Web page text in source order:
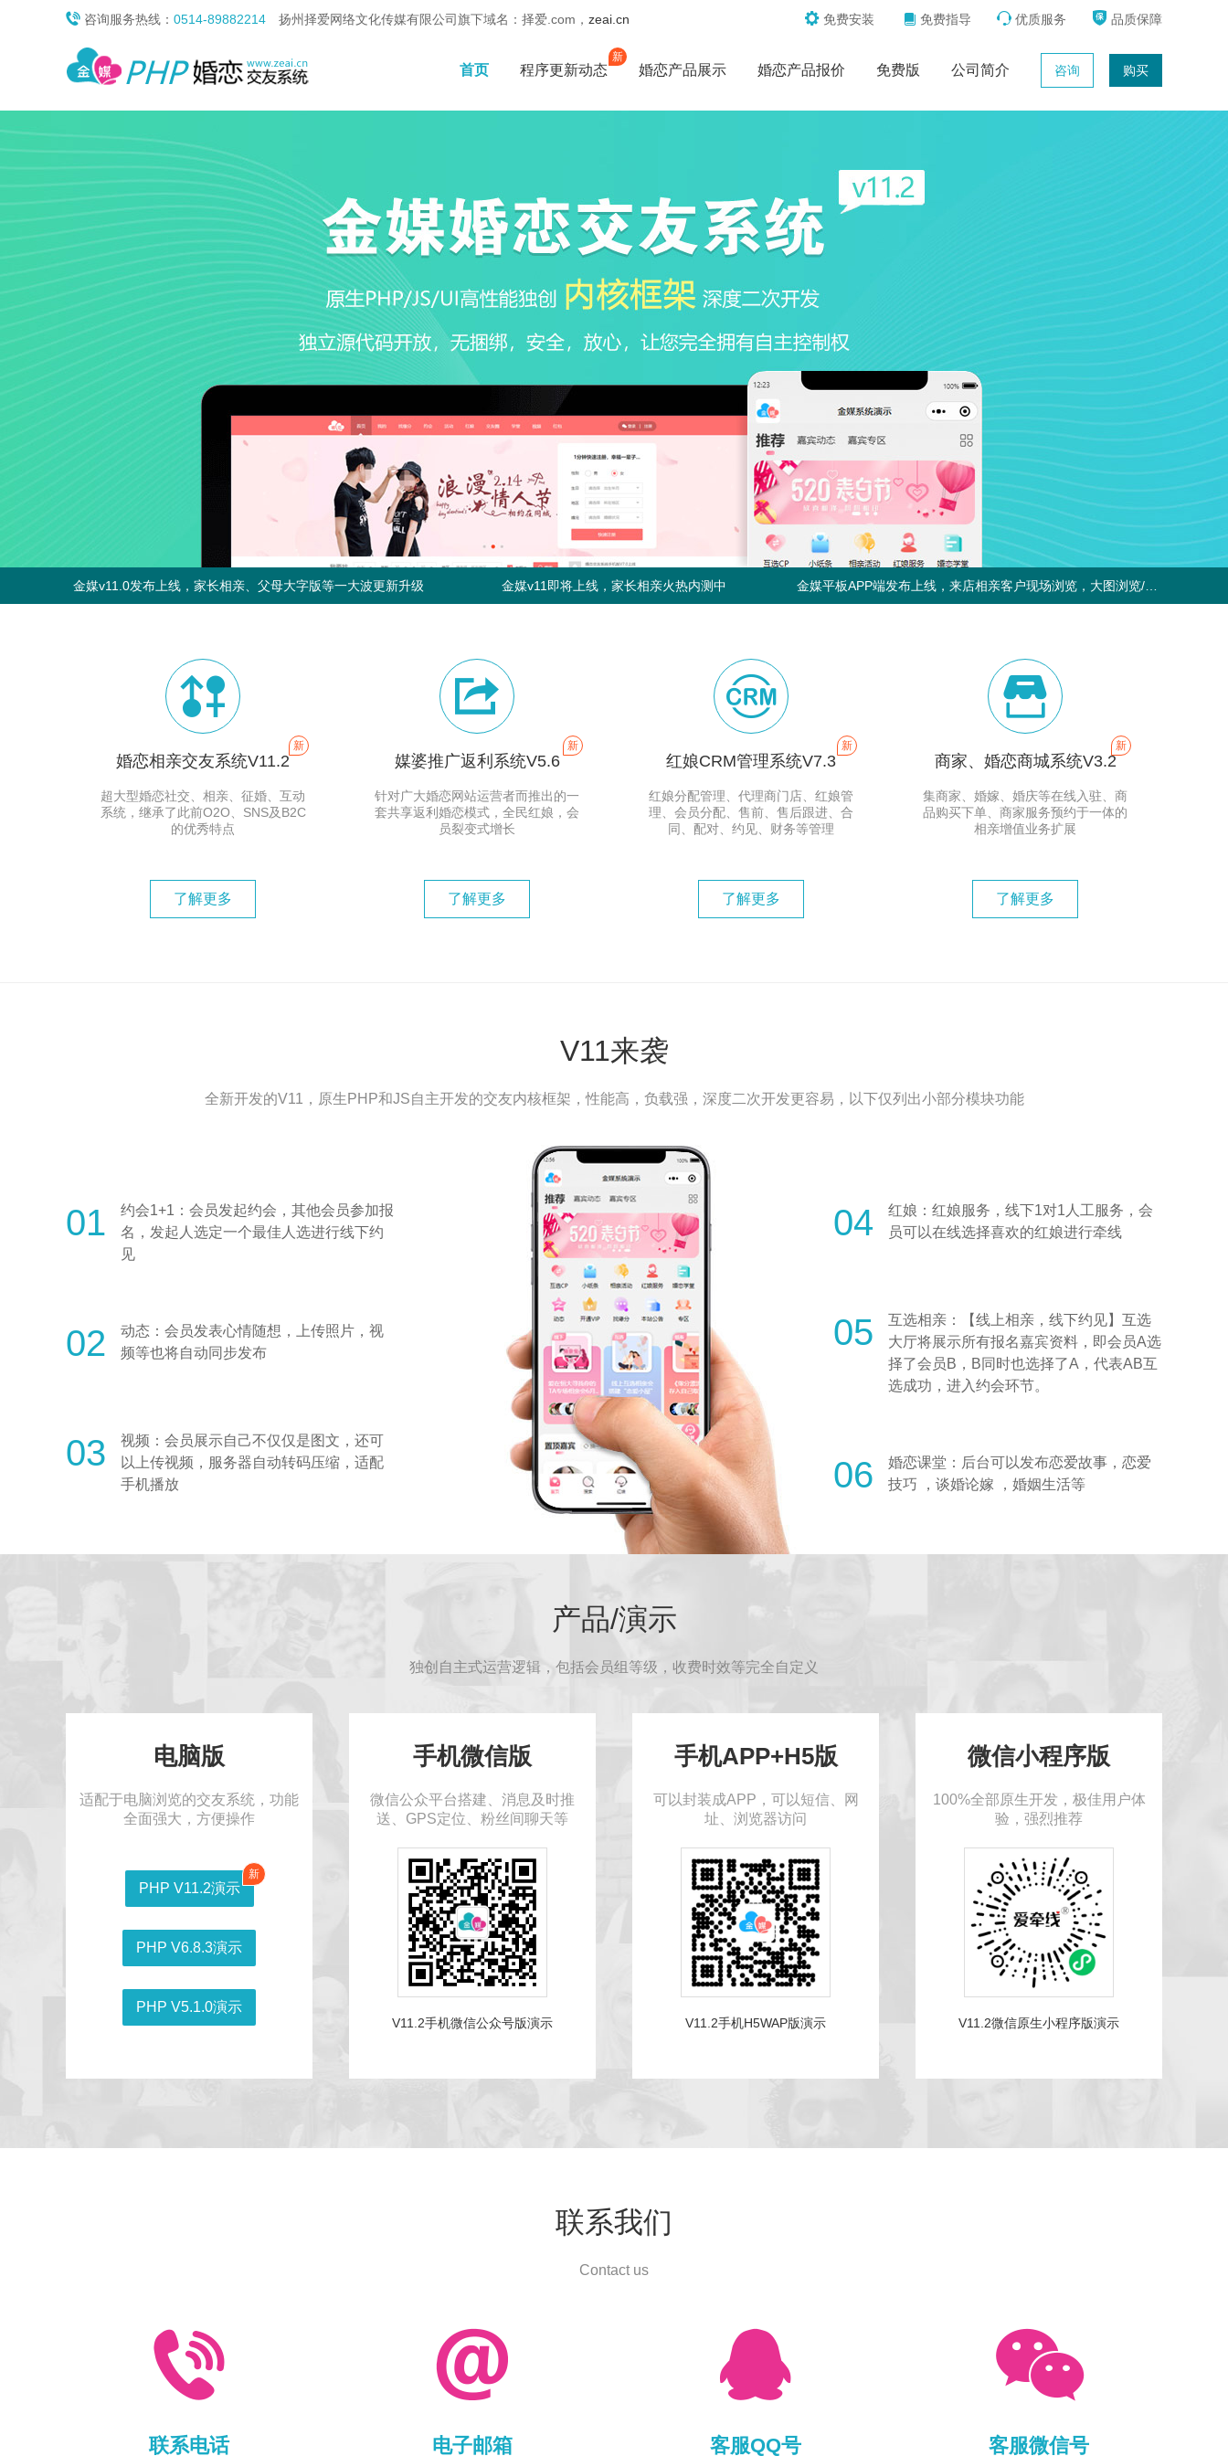
 咨询服务热线： 0514-89882214 扬州择爱网络文化传媒有限公司旗下域名：择爱.com， zeai.cn  免费安装  免费指导  优质服务  品质保障
首页 程序更新动态
新
婚恋产品展示 婚恋产品报价 免费版 公司简介 咨询 购买
金媒相亲交友系统V11.2又更新啦！本次带来了自动婚姻状况认证、自动学历认证、工作认证等更新 金媒婚恋系统v11.1.1发布更新 支持微信小程序虚拟支付 婚恋系统v11.1最新版升级发布，批量处理、免费电子合同、跟进批注等细节更新
金媒v11.0发布上线，家长相亲、父母大字版等一大波更新升级 金媒v11即将上线，家长相亲火热内测中 金媒平板APP端发布上线，来店相亲客户现场浏览，大图浏览/筛选客户资料，红娘接待专用
金媒婚恋交友系统V10.5.1正式发布，全新红娘分配机制等优化升级 金媒婚恋交友系统V10.5正式发布，全新红娘CRM等海量更新 金媒婚恋相亲系统V10.4迭代更新，小程序端送礼物、门店分站切换展示、全新后台登录、CRM细节优化等多多更新
金媒v11.0发布上线，家长相亲、父母大字版等一大波更新升级
金媒婚恋交友系统V10.5正式发布，全新红娘CRM等海量更新

婚恋相亲交友系统V11.2
新
超大型婚恋社交、相亲、征婚、互动
系统，继承了此前O2O、SNS及B2C
的优秀特点
了解更多

媒婆推广返利系统V5.6
新
针对广大婚恋网站运营者而推出的一
套共享返利婚恋模式，全民红娘，会
员裂变式增长
了解更多

红娘CRM管理系统V7.3
新
红娘分配管理、代理商门店、红娘管
理、会员分配、售前、售后跟进、合
同、配对、约见、财务等管理
了解更多

商家、婚恋商城系统V3.2
新
集商家、婚嫁、婚庆等在线入驻、商
品购买下单、商家服务预约于一体的
相亲增值业务扩展
了解更多
V11来袭
全新开发的V11，原生PHP和JS自主开发的交友内核框架，性能高，负载强，深度二次开发更容易，以下仅列出小部分模块功能
01
约会1+1：会员发起约会，其他会员参加报
名，发起人选定一个最佳人选进行线下约
见
02
动态：会员发表心情随想，上传照片，视
频等也将自动同步发布
03
视频：会员展示自己不仅仅是图文，还可
以上传视频，服务器自动转码压缩，适配
手机播放
04
红娘：红娘服务，线下1对1人工服务，会
员可以在线选择喜欢的红娘进行牵线
05
互选相亲：【线上相亲，线下约见】互选
大厅将展示所有报名嘉宾资料，即会员A选
择了会员B，B同时也选择了A，代表AB互
选成功，进入约会环节。
06
婚恋课堂：后台可以发布恋爱故事，恋爱
技巧 ，谈婚论嫁 ，婚姻生活等
产品/演示
独创自主式运营逻辑，包括会员组等级，收费时效等完全自定义
电脑版
适配于电脑浏览的交友系统，功能
全面强大，方便操作
PHP V11.2演示
新
PHP V6.8.3演示
PHP V5.1.0演示
手机微信版
微信公众平台搭建、消息及时推
送、GPS定位、粉丝间聊天等
V11.2手机微信公众号版演示
手机APP+H5版
可以封装成APP，可以短信、网
址、浏览器访问
V11.2手机H5WAP版演示
微信小程序版
100%全部原生开发，极佳用户体
验，强烈推荐
V11.2微信原生小程序版演示
联系我们
Contact us

联系电话

电子邮箱

客服QQ号

客服微信号